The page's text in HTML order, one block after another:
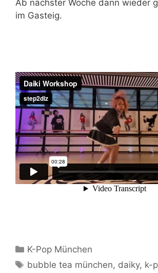
Ab nächster Woche dann wieder
im Gasteig.
Kategorien
K-Pop München
Schlagwörter
bubble tea münchen, daiky, k-